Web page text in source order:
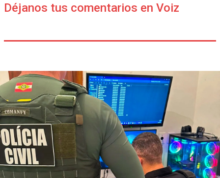
Déjanos tus comentarios en Voiz